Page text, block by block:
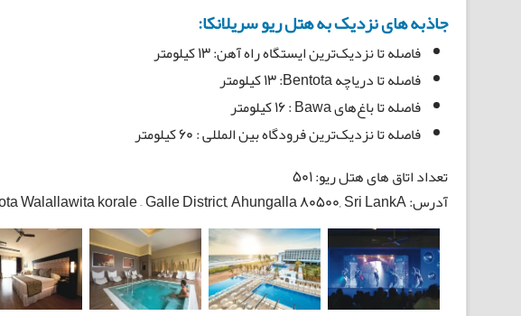
جاذبه های نزدیک به هتل ریو سریلانکا:
فاصله تا نزدیک‌ترین ایستگاه راه آهن: ۱۳ کیلومتر
فاصله تا دریاچه Bentota: ‏۱۳ کیلومتر
فاصله تا باغ‌های Bawa : ‏۱۶ کیلومتر
فاصله تا نزدیک‌ترین فرودگاه بین المللی : ۶۰ کیلومتر
تعداد اتاق های هتل ریو: 501
آدرس: Ahungalla Beach, Bentota Walallawita korale – Galle District, Ahungalla 80500, Sri LankA